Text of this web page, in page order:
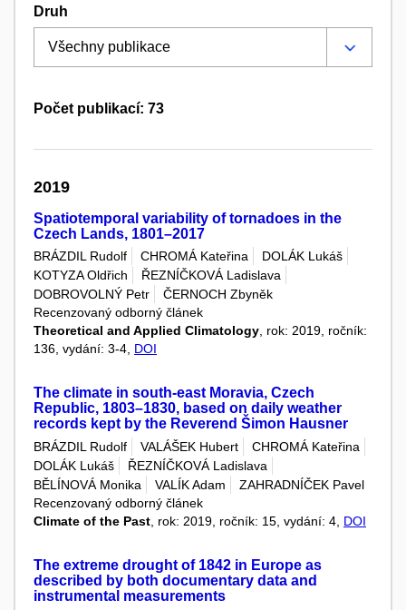
Druh
Počet publikací: 73
2019
Spatiotemporal variability of tornadoes in the
Czech Lands, 1801–2017
BRÁZDIL Rudolf CHROMÁ Kateřina
DOLÁK Lukáš
KOTYZA Oldřich
ŘEZNÍČKOVÁ Ladislava
DOBROVOLNÝ Petr
ČERNOCH Zbyněk
Recenzovaný odborný článek
Theoretical and Applied Climatology, rok: 2019, ročník:
136, vydání: 3-4, DOI
The climate in south-east Moravia, Czech
Republic, 1803–1830, based on daily weather
records kept by the Reverend Šimon Hausner
BRÁZDIL Rudolf VALÁŠEK Hubert
CHROMÁ Kateřina
DOLÁK Lukáš
ŘEZNÍČKOVÁ Ladislava
BĚLÍNOVÁ Monika
VALÍK Adam
ZAHRADNÍČEK Pavel
Recenzovaný odborný článek
Climate of the Past, rok: 2019, ročník: 15, vydání: 4, DOI
The extreme drought of 1842 in Europe as
described by both documentary data and
instrumental measurements